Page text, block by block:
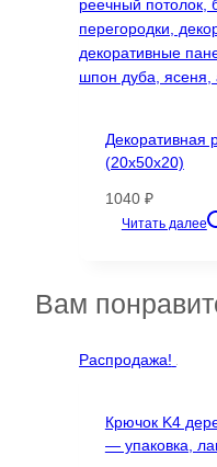
Декоративная
(20х50х20)
1040 ₽
Читать далее
Вам
Распродажа!
Крючок K4
— упаковка,